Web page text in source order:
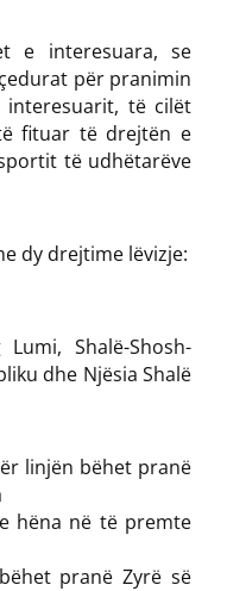
e interesuara, se
për pranimin
të cilët
fituar të drejtën e
të udhëtarëve
dy drejtime lëvizje:
Lumi, Shalë-Shosh-
dhe Njësia Shalë
linjën bëhet pranë
hëna në të premte
pranë Zyrë së